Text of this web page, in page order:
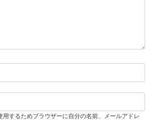
用するためブラウザーに自分の名前、メールアドレ